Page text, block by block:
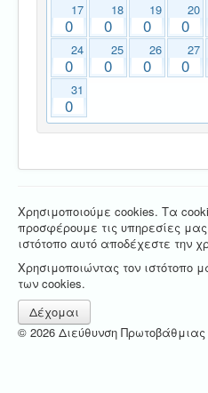
17
0
18
0
19
0
20
0
24
0
25
0
26
0
27
0
31
0
Χρησιμοποιούμε cookies. Τα
προσφέρουμε τις υπηρεσίες
ιστότοπο αυτό αποδέχεστε την
Χρησιμοποιώντας τον ιστότοπο
των cookies.
Δέχομαι
© 2026 Διεύθυνση